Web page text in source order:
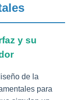
y su
de la
para